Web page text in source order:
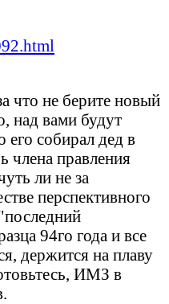
что не берите новый
над вами будут
его собирал дед в
члена правления
ли не за
перспективного
94го года и все
держится на плаву
ИМЗ в